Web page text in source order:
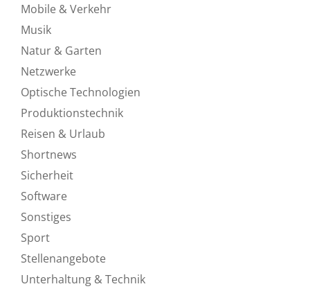
Mobile & Verkehr
Musik
Natur & Garten
Netzwerke
Optische Technologien
Produktionstechnik
Reisen & Urlaub
Shortnews
Sicherheit
Software
Sonstiges
Sport
Stellenangebote
Unterhaltung & Technik